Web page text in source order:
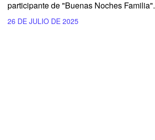
participante de "Buenas Noches Familia".
26 DE JULIO DE 2025